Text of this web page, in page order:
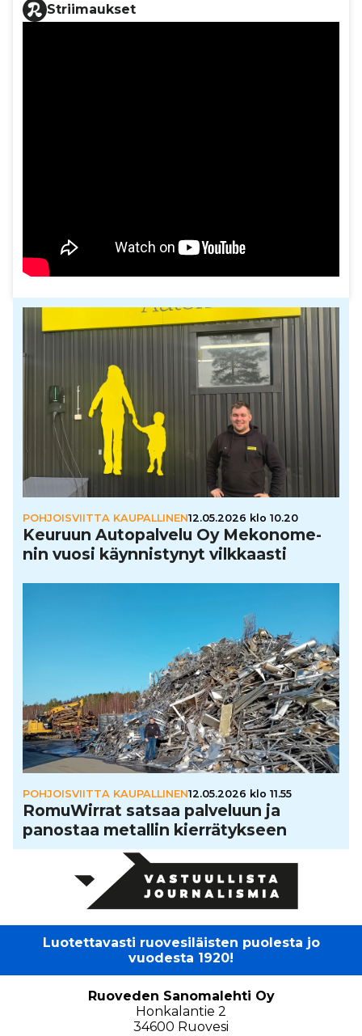
Striimaukset
POHJOISVIITTA KAUPALLINEN12.05.2026 klo 10.20
Keuruun Auto­pal­velu Oy Meko­no­me­
nin vuosi käyn­nis­ty­nyt vilk­kaasti
POHJOISVIITTA KAUPALLINEN12.05.2026 klo 11.55
Romu­Wir­rat satsaa palveluun ja
panostaa metallin kier­rä­tyk­seen
Luotettavasti ruovesiläisten puolesta jo
vuodesta 1920!
Ruoveden Sanomalehti Oy
Honkalantie 2
34600 Ruovesi